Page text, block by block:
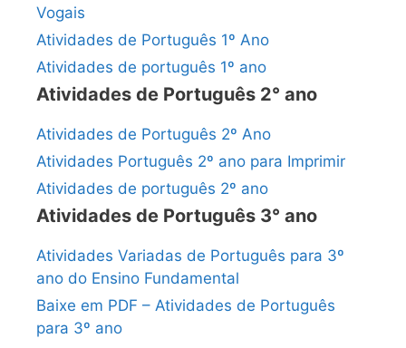
Vogais
Atividades de Português 1º Ano
Atividades de português 1º ano
Atividades de Português 2° ano
Atividades de Português 2º Ano
Atividades Português 2º ano para Imprimir
Atividades de português 2º ano
Atividades de Português 3° ano
Atividades Variadas de Português para 3º
ano do Ensino Fundamental
Baixe em PDF – Atividades de Português
para 3º ano